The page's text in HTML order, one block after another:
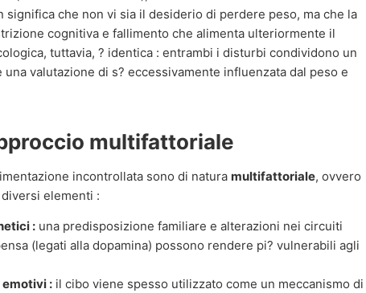
significa che non vi sia il desiderio di perdere peso, ma che la
cognitiva e fallimento che alimenta ulteriormente il
tuttavia, ? identica : entrambi i disturbi condividono un
una valutazione di s? eccessivamente influenzata dal peso e
multifattoriale
incontrollata sono di natura multifattoriale, ovvero
elementi :
: una predisposizione familiare e alterazioni nei circuiti
(legati alla dopamina) possono rendere pi? vulnerabili agli
: il cibo viene spesso utilizzato come un meccanismo di